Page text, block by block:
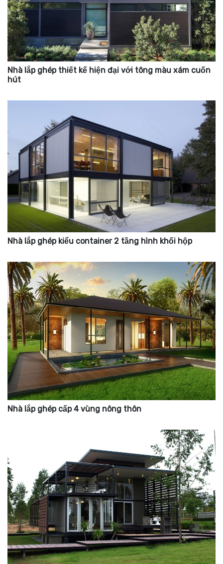
Nhà lắp ghép thiết kế hiện đại với tông màu xám cuốn
hút
Nhà lắp ghép kiểu container 2 tầng hình khối hộp
Nhà lắp ghép cấp 4 vùng nông thôn